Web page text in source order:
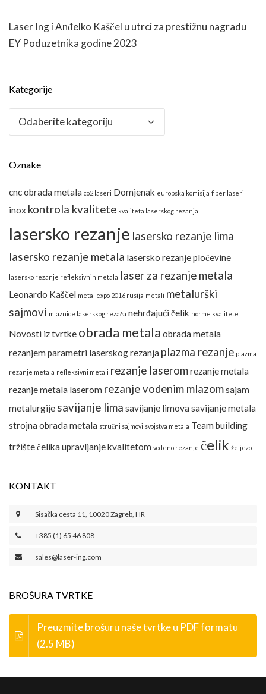
Laser Ing i Anđelko Kaščel u utrci za prestižnu nagradu
EY Poduzetnika godine 2023
Kategorije
Kategorije
Oznake
cnc obrada metala co2 laseri Domjenak europska komisija fiber laseri
inox kontrola kvalitete kvaliteta laserskog rezanja
lasersko rezanje lasersko rezanje lima
lasersko rezanje metala lasersko rezanje pločevine
lasersko rezanje refleksivnih metala laser za rezanje metala
Leonardo Kaščel metal expo 2016 rusija metali metalurški
sajmovi mlaznice laserskog rezača nehrđajući čelik norme kvalitete
Novosti iz tvrtke obrada metala obrada metala
rezanjem parametri laserskog rezanja plazma rezanje plazma
rezanje metala refleksivni metali rezanje laseromrezanje metala
rezanje metala laserom rezanje vodenim mlazomsajam
metalurgije savijanje lima savijanje limova savijanje metala
strojna obrada metala stručni sajmovi svojstva metala Team building
tržište čelika upravljanje kvalitetom vodeno rezanje čelik željezo
KONTAKT
Sisačka cesta 11, 10020 Zagreb, HR
+385 (1) 65 46 808
sales@laser-ing.com
BROŠURA TVRTKE
Preuzmite brošuru naše tvrtke u PDF formatu
(2.5 MB)